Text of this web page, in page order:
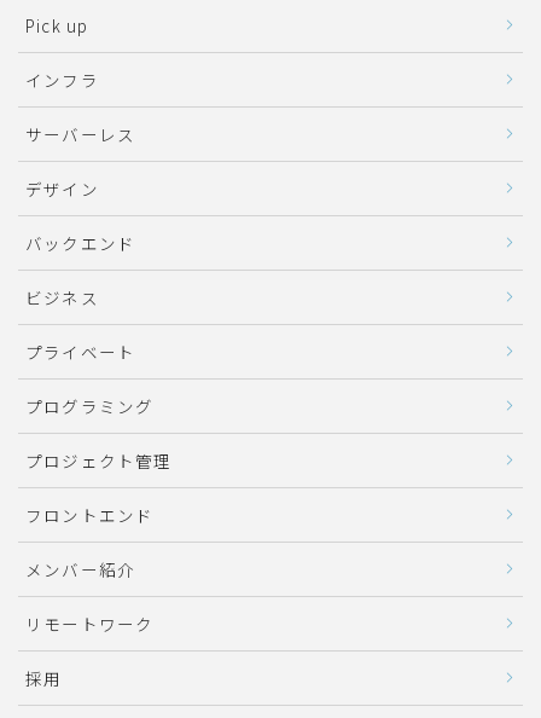
Pick up
インフラ
サーバーレス
デザイン
バックエンド
ビジネス
プライベート
プログラミング
プロジェクト管理
フロントエンド
メンバー紹介
リモートワーク
採用